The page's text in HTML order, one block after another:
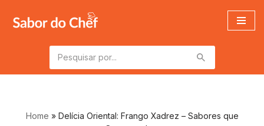
Pular
conteúdo
Home » Delícia Oriental: Frango Xadrez – Sabores que